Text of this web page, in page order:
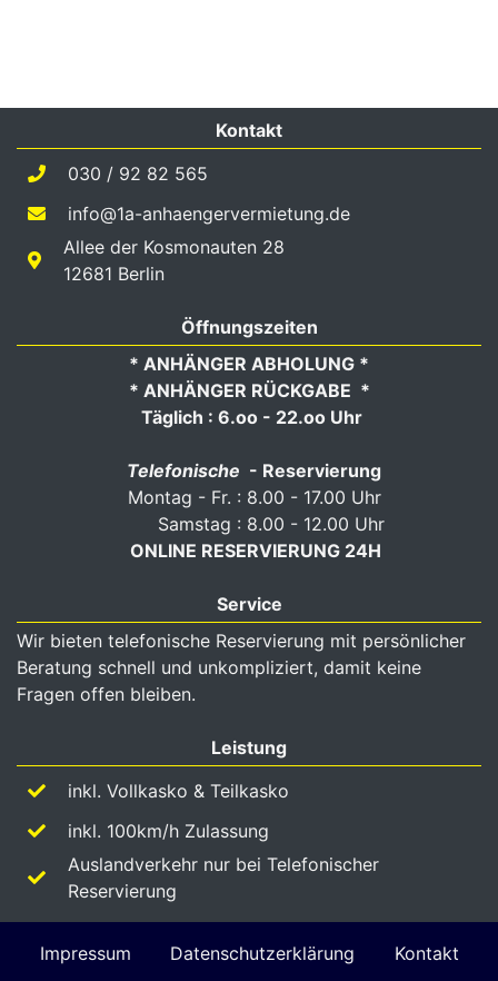
Kontakt
030 / 92 82 565
info@1a-anhaengervermietung.de
Allee der Kosmonauten 28
12681 Berlin
Öffnungszeiten
* ANHÄNGER ABHOLUNG *
* ANHÄNGER RÜCKGABE *
Täglich : 6.oo - 22.oo Uhr
Telefonische - Reservierung
Montag - Fr. : 8.00 - 17.00 Uhr
Samstag : 8.00 - 12.00 Uhr
ONLINE RESERVIERUNG 24H
Service
Wir bieten telefonische Reservierung mit persönlicher
Beratung schnell und unkompliziert, damit keine
Fragen offen bleiben.
Leistung
inkl. Vollkasko & Teilkasko
inkl. 100km/h Zulassung
Auslandverkehr nur bei Telefonischer
Reservierung
Impressum Datenschutzerklärung Kontakt